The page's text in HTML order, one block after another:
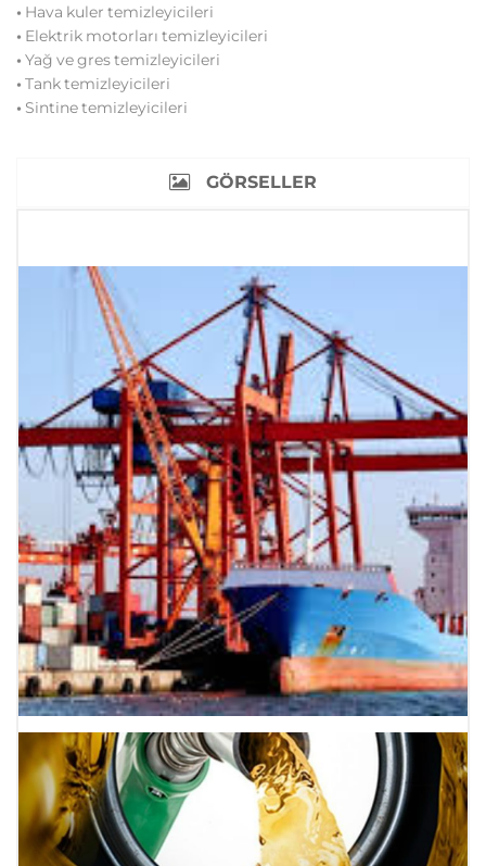
• Hava kuler temizleyicileri
• Elektrik motorları temizleyicileri
• Yağ ve gres temizleyicileri
• Tank temizleyicileri
• Sintine temizleyicileri
GÖRSELLER